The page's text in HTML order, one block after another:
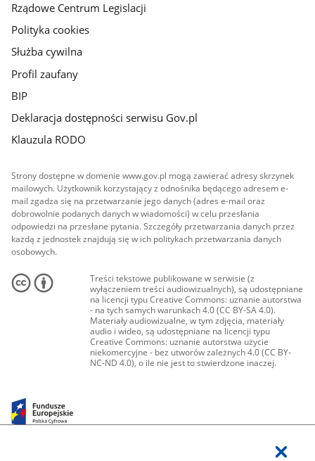
Rządowe Centrum Legislacji
Polityka cookies
Służba cywilna
Profil zaufany
BIP
Deklaracja dostępności serwisu Gov.pl
Klauzula RODO
Strony dostępne w domenie www.gov.pl mogą zawierać adresy skrzynek
mailowych. Użytkownik korzystający z odnośnika będącego adresem e-
mail zgadza się na przetwarzanie jego danych (adres e-mail oraz
dobrowolnie podanych danych w wiadomości) w celu przesłania
odpowiedzi na przesłane pytania. Szczegóły przetwarzania danych przez
każdą z jednostek znajdują się w ich politykach przetwarzania danych
osobowych.
Treści tekstowe publikowane w serwisie (z
wyłączeniem treści audiowizualnych), są udostępniane
na licencji typu Creative Commons: uznanie autorstwa
- na tych samych warunkach 4.0 (CC BY-SA 4.0).
Materiały audiowizualne, w tym zdjęcia, materiały
audio i wideo, są udostępniane na licencji typu
Creative Commons: uznanie autorstwa użycie
niekomercyjne - bez utworów zależnych 4.0 (CC BY-
NC-ND 4.0), o ile nie jest to stwierdzone inaczej.